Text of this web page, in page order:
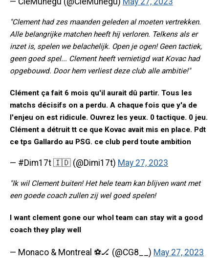
"Clement had zes maanden geleden al moeten vertrekken.
Alle belangrijke matchen heeft hij verloren. Telkens als er
inzet is, spelen we belachelijk. Open je ogen! Geen tactiek,
geen goed spel... Clement heeft vernietigd wat Kovac had
opgebouwd. Door hem verliest deze club alle ambitie!"
Clément ça fait 6 mois qu'il aurait dû partir. Tous les
matchs décisifs on a perdu. A chaque fois que y'a de
l'enjeu on est ridicule. Ouvrez les yeux. 0 tactique. 0 jeu.
Clément a détruit tt ce que Kovac avait mis en place. Pdt
ce tps Gallardo au PSG. ce club perd toute ambition
— #Dim17t 🇮🇩 (@Dimi17t) May 27, 2023
"Ik wil Clement buiten! Het hele team kan blijven want met
een goede coach zullen zij wel goed spelen!
I want clement gone our whol team can stay wit a good
coach they play well
— Monaco & Montreal ⚽️🏒 (@CG8__) May 27, 2023